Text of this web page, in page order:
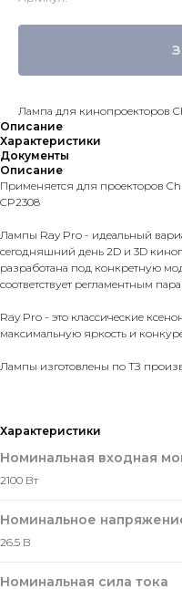
Лампа для кинопроекторов
Описание
Характеристики
Документы
Описание
Применяется для проекторов
CP2308
Лампы Ray Pro - идеальный
сегодняшний день 2D и 3D
разработана под конкретную
соответствует регламентным
Ray Pro - это классические
максимальную яркость и
Лампы изготовлены по ТЗ
Характеристики
Номинальная входная
2100 Вт
Номинальное
26.5 В
Номинальная сила тока